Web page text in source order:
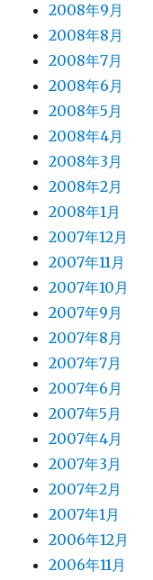
2008年9月
2008年8月
2008年7月
2008年6月
2008年5月
2008年4月
2008年3月
2008年2月
2008年1月
2007年12月
2007年11月
2007年10月
2007年9月
2007年8月
2007年7月
2007年6月
2007年5月
2007年4月
2007年3月
2007年2月
2007年1月
2006年12月
2006年11月